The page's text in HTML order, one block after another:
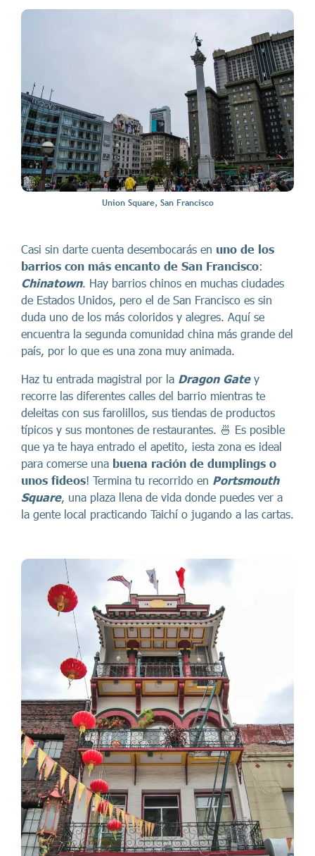
Union Square, San Francisco
Casi sin darte cuenta desembocarás en uno de los
barrios con más encanto de San Francisco:
Chinatown. Hay barrios chinos en muchas ciudades
de Estados Unidos, pero el de San Francisco es sin
duda uno de los más coloridos y alegres. Aquí se
encuentra la segunda comunidad china más grande del
país, por lo que es una zona muy animada.
Haz tu entrada magistral por la Dragon Gatey
recorre las diferentes calles del barrio mientras te
deleitas con sus farolillos, sus tiendas de productos
típicos y sus montones de restaurantes. 🍜 Es posible
que ya te haya entrado el apetito, ¡esta zona es ideal
para comerse una buena ración de dumplings o
unos fideos! Termina tu recorrido en Portsmouth
Square, una plaza llena de vida donde puedes ver a
la gente local practicando Taichí o jugando a las cartas.